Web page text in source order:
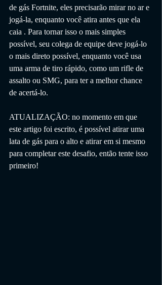
de gás Fortnite, eles precisarão mirar no ar e
jogá-la, enquanto você atira antes que ela
caia . Para tornar isso o mais simples
possível, seu colega de equipe deve jogá-lo
o mais direto possível, enquanto você usa
uma arma de tiro rápido, como um rifle de
assalto ou SMG, para ter a melhor chance
de acertá-lo.
ATUALIZAÇÃO: no momento em que
este artigo foi escrito, é possível atirar uma
lata de gás para o alto e atirar em si mesmo
para completar este desafio, então tente isso
primeiro!